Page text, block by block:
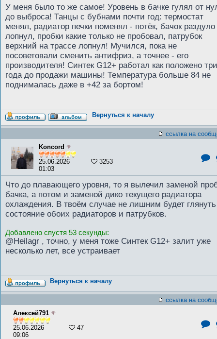
У меня было то же самое! Уровень в бачке гулял от
до выброса! Танцы с бубнами почти год: термостат
менял, радиатор печки поменял - потёк, бачок раздуло
лопнул, пробки какие только не пробовал, патрубок
верхний на трассе лопнул! Мучился, пока не
посоветовали сменить антифриз, а точнее - его
производителя! Синтек G12+ работал как положено три
года до продажи машины! Температура больше 84 не
поднималась даже в +42 за бортом!
Вернуться к началу
ссылка на
Koncord
25.06.2026
01:03
3253
Что до плавающего уровня, то я вылечил заменой
бачка, а потом и заменой дико текущего радиатора
охлаждения. В твоём случае не лишним будет глянуть
состояние обоих радиаторов и патрубков.
Добавлено спустя 53 секунды:
@Heilagr , точно, у меня тоже Синтек G12+ залит уже
несколько лет, все устраивает
Вернуться к началу
ссылка на
Алексей791
25.06.2026
09:06
47